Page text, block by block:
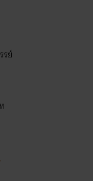
รย์
งวัวกระทิงวัย 32 ปี